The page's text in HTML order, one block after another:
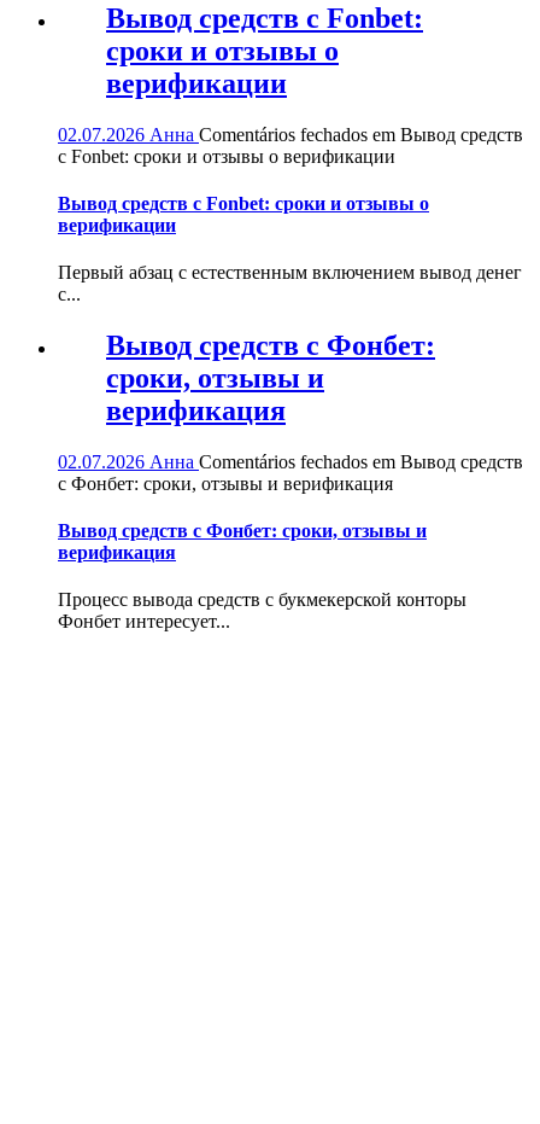
Вывод средств с Fonbet:
сроки и отзывы о
верификации
02.07.2026 Анна Comentários fechados em Вывод средств
с Fonbet: сроки и отзывы о верификации
Вывод средств с Fonbet: сроки и отзывы о
верификации
Первый абзац с естественным включением вывод денег
с...
Вывод средств с Фонбет:
сроки, отзывы и
верификация
02.07.2026 Анна Comentários fechados em Вывод средств
с Фонбет: сроки, отзывы и верификация
Вывод средств с Фонбет: сроки, отзывы и
верификация
Процесс вывода средств с букмекерской конторы
Фонбет интересует...